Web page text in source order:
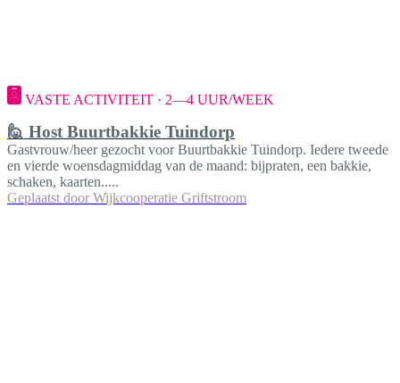
VASTE ACTIVITEIT · 2—4 UUR/WEEK
🙋 Host Buurtbakkie Tuindorp
Gastvrouw/heer gezocht voor Buurtbakkie Tuindorp. Iedere tweede
en vierde woensdagmiddag van de maand: bijpraten, een bakkie,
schaken, kaarten.....
Geplaatst door Wijkcooperatie Griftstroom